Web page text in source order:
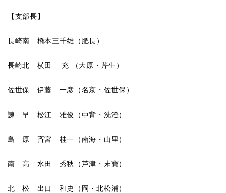
【支部長】
長崎南 橋本三千雄（肥長）
長崎北 横田 充 （大原・芹生）
佐世保 伊藤 一彦（名京・佐世保）
諫 早 松江 雅俊（中背・洗澄）
島 原 斉宮 桂一（南海・山里）
南 高 水田 秀秋（芦津・末寶）
北 松 出口 和史（岡・北松浦）